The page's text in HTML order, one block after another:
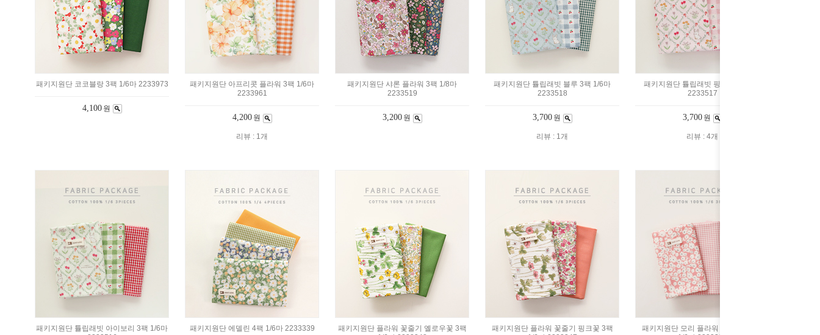
패키지원단 코코블랑 3팩 1/6마 2233973
4,100 원
패키지원단 아프리콧 플라워 3팩 1/6마
2233961
4,200 원
리뷰 : 1개
패키지원단 샤론 플라워 3팩 1/8마
2233519
3,200 원
패키지원단 튤립래빗 블루 3팩 1/6마
2233518
3,700 원
리뷰 : 1개
패키지원단 튤립래빗 핑크 3팩 1/6마
2233517
3,700 원
리뷰 : 4개
패키지원단 튤립래빗 아이보리 3팩 1/6마
패키지원단 에델린 4팩 1/6마 2233339
패키지원단 플라워 꽃줄기 옐로우꽃 3팩
패키지원단 플라워 꽃줄기 핑크꽃 3팩
패키지원단 모리 플라워 피치핑크 3팩